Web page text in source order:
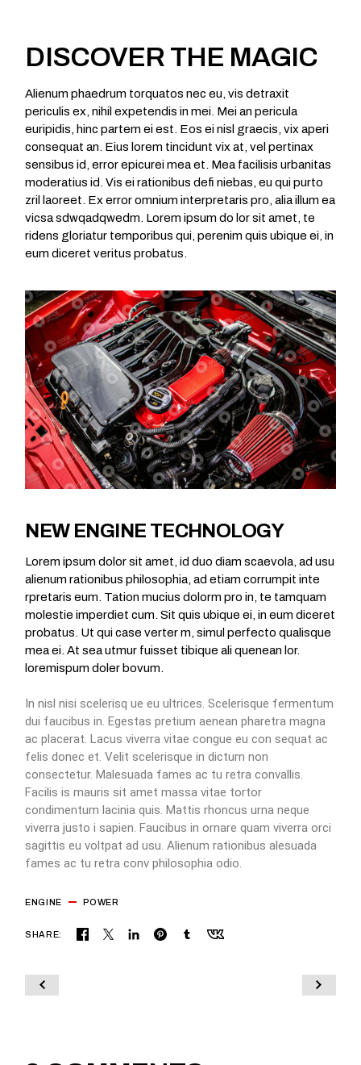
DISCOVER THE MAGIC
Alienum phaedrum torquatos nec eu, vis detraxit
periculis ex, nihil expetendis in mei. Mei an pericula
euripidis, hinc partem ei est. Eos ei nisl graecis, vix aperi
consequat an. Eius lorem tincidunt vix at, vel pertinax
sensibus id, error epicurei mea et. Mea facilisis urbanitas
moderatius id. Vis ei rationibus defi niebas, eu qui purto
zril laoreet. Ex error omnium interpretaris pro, alia illum ea
vicsa sdwqadqwedm. Lorem ipsum do lor sit amet, te
ridens gloriatur temporibus qui, perenim quis ubique ei, in
eum diceret veritus probatus.
NEW ENGINE TECHNOLOGY
Lorem ipsum dolor sit amet, id duo diam scaevola, ad usu
alienum rationibus philosophia, ad etiam corrumpit inte
rpretaris eum. Tation mucius dolorm pro in, te tamquam
molestie imperdiet cum. Sit quis ubique ei, in eum diceret
probatus. Ut qui case verter m, simul perfecto qualisque
mea ei. At sea utmur fuisset tibique ali quenean lor.
loremispum doler bovum.
In nisl nisi scelerisq ue eu ultrices. Scelerisque fermentum
dui faucibus in. Egestas pretium aenean pharetra magna
ac placerat. Lacus viverra vitae congue eu con sequat ac
felis donec et. Velit scelerisque in dictum non
consectetur. Malesuada fames ac tu retra convallis.
Facilis is mauris sit amet massa vitae tortor
condimentum lacinia quis. Mattis rhoncus urna neque
viverra justo i sapien. Faucibus in ornare quam viverra orci
sagittis eu voltpat ad usu. Alienum rationibus alesuada
fames ac tu retra conv philosophia odio.
ENGINE POWER
SHARE: